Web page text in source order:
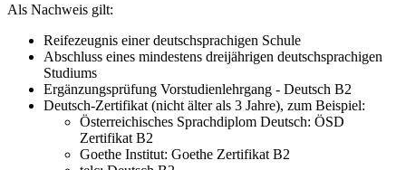
Als Nachweis gilt:
Reifezeugnis einer deutschsprachigen Schule
Abschluss eines mindestens dreijährigen deutschsprachigen
Studiums
Ergänzungsprüfung Vorstudienlehrgang - Deutsch B2
Deutsch-Zertifikat (nicht älter als 3 Jahre), zum Beispiel:
Österreichisches Sprachdiplom Deutsch: ÖSD
Zertifikat B2
Goethe Institut: Goethe Zertifikat B2